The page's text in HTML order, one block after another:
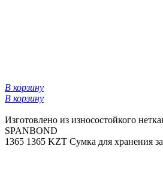
В корзину
В корзину
Изготовлено из износостойкого
SPANBOND
1365 1365 KZT Сумка для хранения